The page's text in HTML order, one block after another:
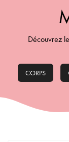
Découvrez
CORPS